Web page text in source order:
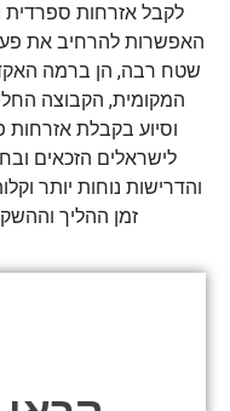
לקבל אזרחות ספרדית
האפשרות להרחיב את
שטח רבה, הן ברמה
המקומית, הקבוצה
וסיוע בקבלת אזרחות
לישראלים הזכאים
והדרישות נוחות יותר
זמן ההליך